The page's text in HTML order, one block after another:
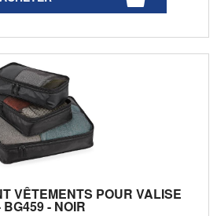
VÊTEMENTS POUR VALISE
BG459 - NOIR